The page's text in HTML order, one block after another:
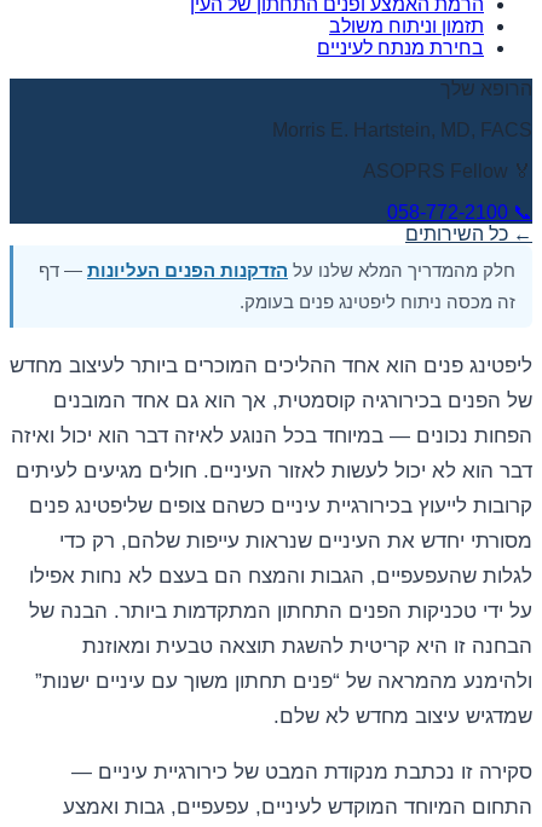
תזמון וניתוח משולב
בחירת מנתח לעיניים
הרופא שלך
Morris E. Hartstein, MD, FACS
🏅 ASOPRS Fellow
📞
058-772-2100
← כל השירותים
חלק מהמדריך המלא שלנו על הזדקנות הפנים העליונות — דף
זה מכסה ניתוח ליפטינג פנים בעומק.
ליפטינג פנים הוא אחד ההליכים המוכרים ביותר לעיצוב מחדש
של הפנים בכירורגיה קוסמטית, אך הוא גם אחד המובנים
הפחות נכונים — במיוחד בכל הנוגע לאיזה דבר הוא יכול ואיזה
דבר הוא לא יכול לעשות לאזור העיניים. חולים מגיעים לעיתים
קרובות לייעוץ בכירורגיית עיניים כשהם צופים שליפטינג פנים
מסורתי יחדש את העיניים שנראות עייפות שלהם, רק כדי
לגלות שהעפעפיים, הגבות והמצח הם בעצם לא נחות אפילו
על ידי טכניקות הפנים התחתון המתקדמות ביותר. הבנה של
הבחנה זו היא קריטית להשגת תוצאה טבעית ומאוזנת
ולהימנע מהמראה של “פנים תחתון משוך עם עיניים ישנות”
שמדגיש עיצוב מחדש לא שלם.
סקירה זו נכתבת מנקודת המבט של כירורגיית עיניים —
התחום המיוחד המוקדש לעיניים, עפעפיים, גבות ואמצע